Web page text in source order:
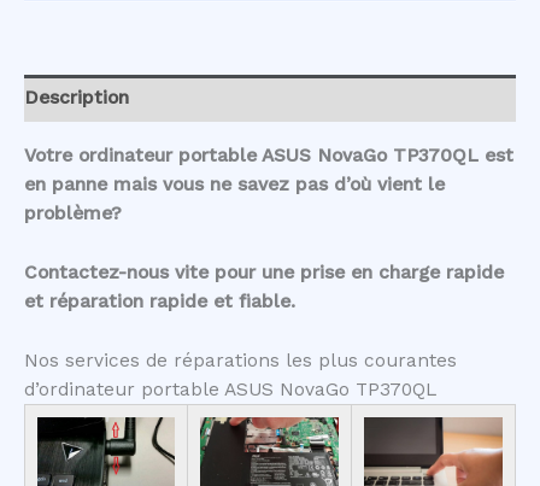
Description
Votre ordinateur portable ASUS NovaGo TP370QL est
en panne mais vous ne savez pas d’où vient le
problème?
Contactez-nous vite pour une prise en charge rapide
et réparation rapide et fiable.
Nos services de réparations les plus courantes
d’ordinateur portable ASUS NovaGo TP370QL